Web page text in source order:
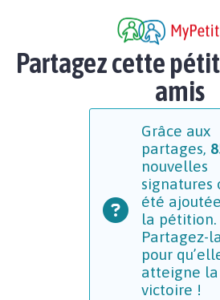
Partagez cette
amis
Grâce aux
partages,
nouvelles
signatures
été
la pétition.
Partagez-la
pour
atteigne la
victoire !